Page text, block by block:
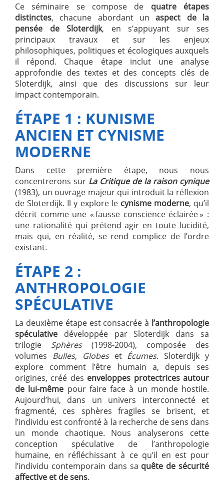
Ce séminaire se compose de quatre étapes
distinctes, chacune abordant unaspect de la
pensée de Sloterdijk, en s’appuyant sur ses
principaux travaux et sur les enjeux
philosophiques, politiques et écologiques auxquels
il répond. Chaque étape inclut une analyse
approfondie des textes et des concepts clés de
Sloterdijk, ainsi que des discussions sur leur
impact contemporain.
ÉTAPE 1 : KUNISME
ANCIEN ET CYNISME
MODERNE
Dans cette première étape, nous nous
concentrerons sur La Critique de la raison cynique
(1983), un ouvrage majeur qui introduit la réflexion
de Sloterdijk. Il y explore le cynisme moderne, qu’il
décrit comme une « fausse conscience éclairée » :
une rationalité qui prétend agir en toute lucidité,
mais qui, en réalité, se rend complice de l’ordre
existant.
ÉTAPE 2 :
ANTHROPOLOGIE
SPÉCULATIVE
La deuxième étape est consacrée à l’anthropologie
spéculative développée par Sloterdijk dans sa
trilogie Sphères(1998-2004), composée des
volumes Bulles, Globeset Écumes. Sloterdijk y
explore comment l’être humain a, depuis ses
origines, créé des enveloppes protectrices autour
de lui-même pour faire face à un monde hostile.
Aujourd’hui, dans un univers interconnecté et
fragmenté, ces sphères fragiles se brisent, et
l’individu est confronté à la recherche de sens dans
un monde chaotique. Nous analyserons cette
conception spéculative de l’anthropologie
humaine, en réfléchissant à ce qu’il en est pour
l’individu contemporain dans sa quête de sécurité
affective et de sens.